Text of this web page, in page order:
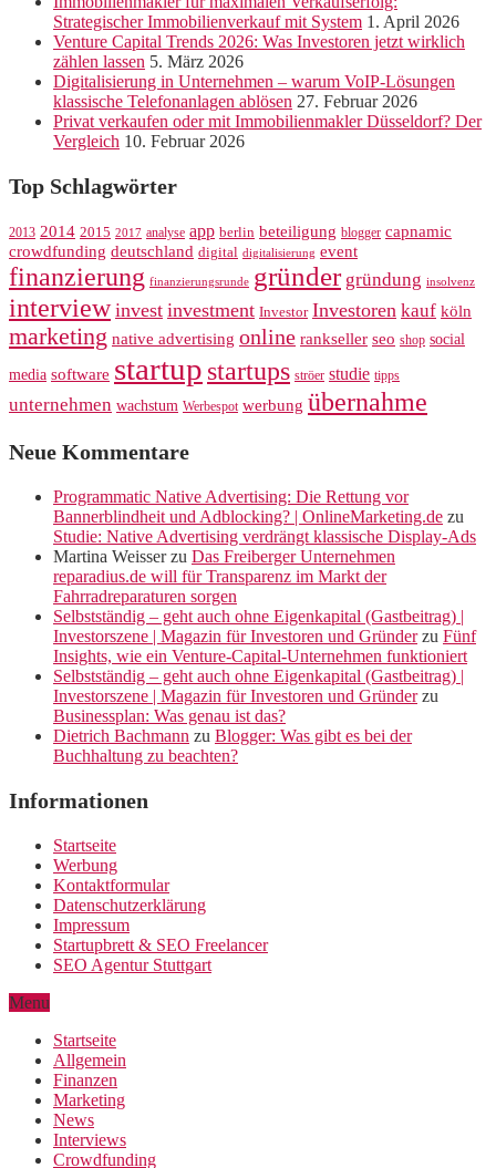
Strategischer Immobilienverkauf mit System 1. April 2026
Venture Capital Trends 2026: Was Investoren jetzt wirklich
zählen lassen 5. März 2026
Digitalisierung in Unternehmen – warum VoIP-Lösungen
klassische Telefonanlagen ablösen 27. Februar 2026
Privat verkaufen oder mit Immobilienmakler Düsseldorf? Der
Vergleich 10. Februar 2026
Top Schlagwörter
2013 2014 2015 2017 analyse app berlin beteiligung blogger capnamic
crowdfunding deutschland digital digitalisierung event
finanzierung finanzierungsrunde gründer gründung insolvenz
interview invest investment Investor Investoren kauf köln
marketing native advertising online rankseller seo shop social
media software startup startups ströer studie tipps
unternehmen wachstum Werbespot werbung übernahme
Neue Kommentare
Programmatic Native Advertising: Die Rettung vor
Bannerblindheit und Adblocking? | OnlineMarketing.de zu
Studie: Native Advertising verdrängt klassische Display-Ads
Martina Weisserzu Das Freiberger Unternehmen
reparadius.de will für Transparenz im Markt der
Fahrradreparaturen sorgen
Selbstständig – geht auch ohne Eigenkapital (Gastbeitrag) |
Investorszene | Magazin für Investoren und Gründerzu Fünf
Insights, wie ein Venture-Capital-Unternehmen funktioniert
Selbstständig – geht auch ohne Eigenkapital (Gastbeitrag) |
Investorszene | Magazin für Investoren und Gründerzu
Businessplan: Was genau ist das?
Dietrich Bachmann zu Blogger: Was gibt es bei der
Buchhaltung zu beachten?
Informationen
Startseite
Werbung
Kontaktformular
Datenschutzerklärung
Impressum
Startupbrett & SEO Freelancer
SEO Agentur Stuttgart
Menu
Startseite
Allgemein
Finanzen
Marketing
News
Interviews
Crowdfunding